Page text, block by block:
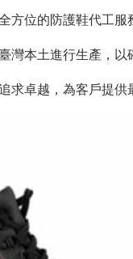
位的防護鞋代工服
本土進行生產，以
卓越，為客戶提供